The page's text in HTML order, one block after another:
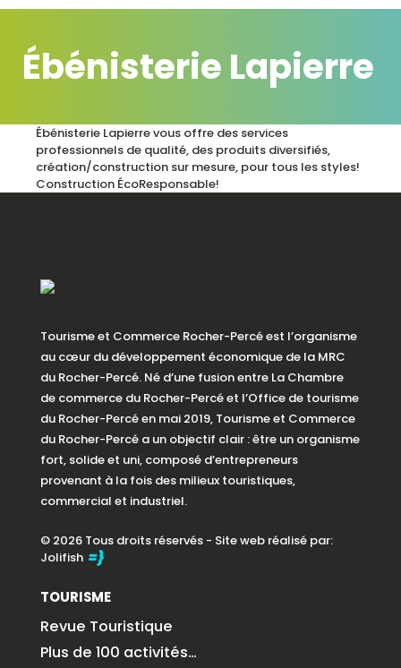
Ébénisterie Lapierre
Ébénisterie Lapierre vous offre des services
professionnels de qualité, des produits diversifiés,
création/construction sur mesure, pour tous les styles!
Construction ÉcoResponsable!
Tourisme et Commerce Rocher-Percé est l’organisme
au cœur du développement économique de la MRC
du Rocher-Percé. Né d’une fusion entre La Chambre
de commerce du Rocher-Percé et l’Office de tourisme
du Rocher-Percé en mai 2019, Tourisme et Commerce
du Rocher-Percé a un objectif clair : être un organisme
fort, solide et uni, composé d’entrepreneurs
provenant à la fois des milieux touristiques,
commercial et industriel.
© 2026 Tous droits réservés - Site web réalisé par:
Jolifish
TOURISME
Revue Touristique
Plus de 100 activités…